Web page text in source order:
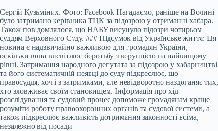
Сергій Кузьміних. Фото: Facebook Нагадаємо, раніше на Волині
було затримано керівника ТЦК за підозрою у отриманні хабара.
Також повідомлялося, що НАБУ висунуло підозри чотирьом
суддям Верховного Суду. ### Підсумок від Українське життя: Ця
новина є надзвичайно важливою для громадян України,
оскільки вона висвітлює боротьбу з корупцією на найвищому
рівні. Затримання народного депутата за підозрою у хабарництві
та його систематичній неявці до суду підкреслює, що
правосуддя, хоч і з затримками, але невідворотно наздоганяє тих,
хто зловживає своїм становищем. Інформація про хід
розслідування та судовий процес допоможе громадянам краще
розуміти роботу правоохоронних органів та судової системи, а
також підкреслює важливість дотримання законності всіма,
незалежно від посади.